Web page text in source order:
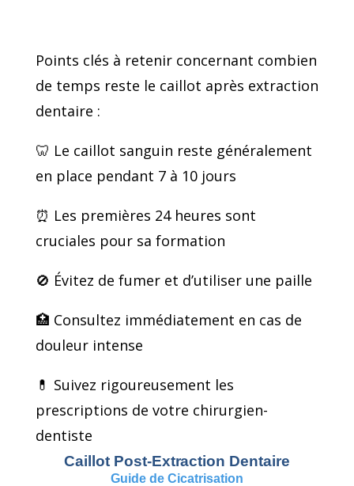
Points clés à retenir concernant combien
de temps reste le caillot après extraction
dentaire :
🦷 Le caillot sanguin reste généralement
en place pendant 7 à 10 jours
⏰ Les premières 24 heures sont
cruciales pour sa formation
🚫 Évitez de fumer et d’utiliser une paille
🏥 Consultez immédiatement en cas de
douleur intense
💊 Suivez rigoureusement les
prescriptions de votre chirurgien-
dentiste
Caillot Post-Extraction Dentaire
Guide de Cicatrisation